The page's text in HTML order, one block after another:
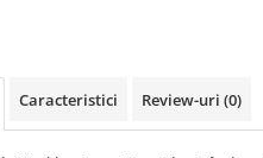
Caracteristici Review-uri (0)